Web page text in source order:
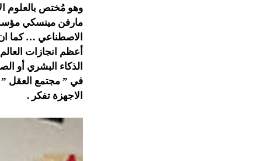
وهو مُختص بالعلوم
مارفن مينسكي
الاصطناعي … كما
أعظم انجازات
الذكاء البشري أو
الاجهزة تفكر .